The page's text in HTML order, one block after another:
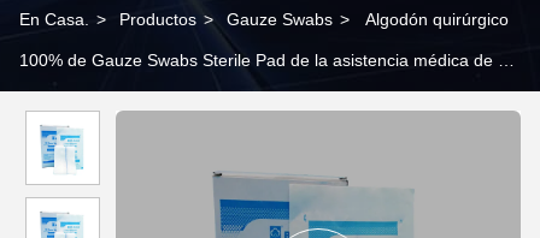
En Casa. > Productos > Gauze Swabs > Algodón quirúrgico
100% de Gauze Swabs Sterile Pad de la asistencia médica de 8